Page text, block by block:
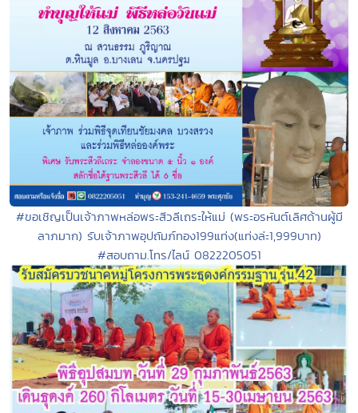
#ขอเชิญเป็นเจ้าภาพหล่อพระสีวลีเถระให้แม่ (พระอรหันต์เลิศด้านผู้มี
ลาภมาก) รับเจ้าภาพอุปถัมภ์ทอง199แท่ง(แท่งล่ะ1,999บาท)
#สอบถาม.โทร/ไลน์ 0822205051